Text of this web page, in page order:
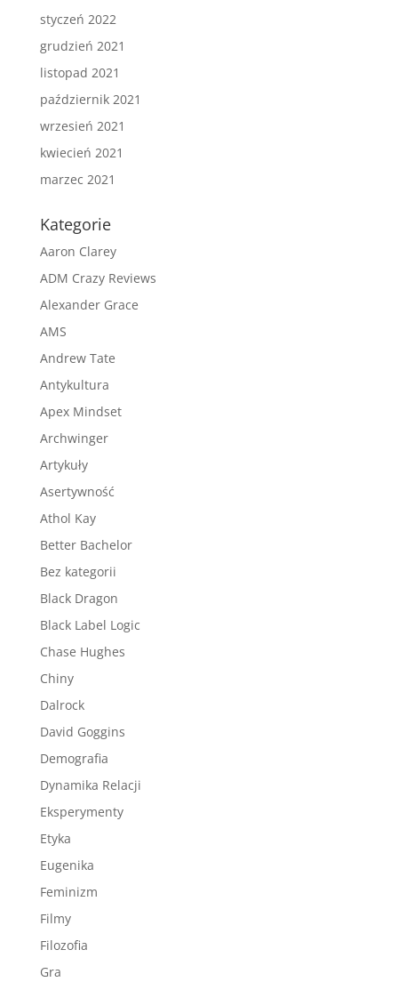
styczeń 2022
grudzień 2021
listopad 2021
październik 2021
wrzesień 2021
kwiecień 2021
marzec 2021
Kategorie
Aaron Clarey
ADM Crazy Reviews
Alexander Grace
AMS
Andrew Tate
Antykultura
Apex Mindset
Archwinger
Artykuły
Asertywność
Athol Kay
Better Bachelor
Bez kategorii
Black Dragon
Black Label Logic
Chase Hughes
Chiny
Dalrock
David Goggins
Demografia
Dynamika Relacji
Eksperymenty
Etyka
Eugenika
Feminizm
Filmy
Filozofia
Gra